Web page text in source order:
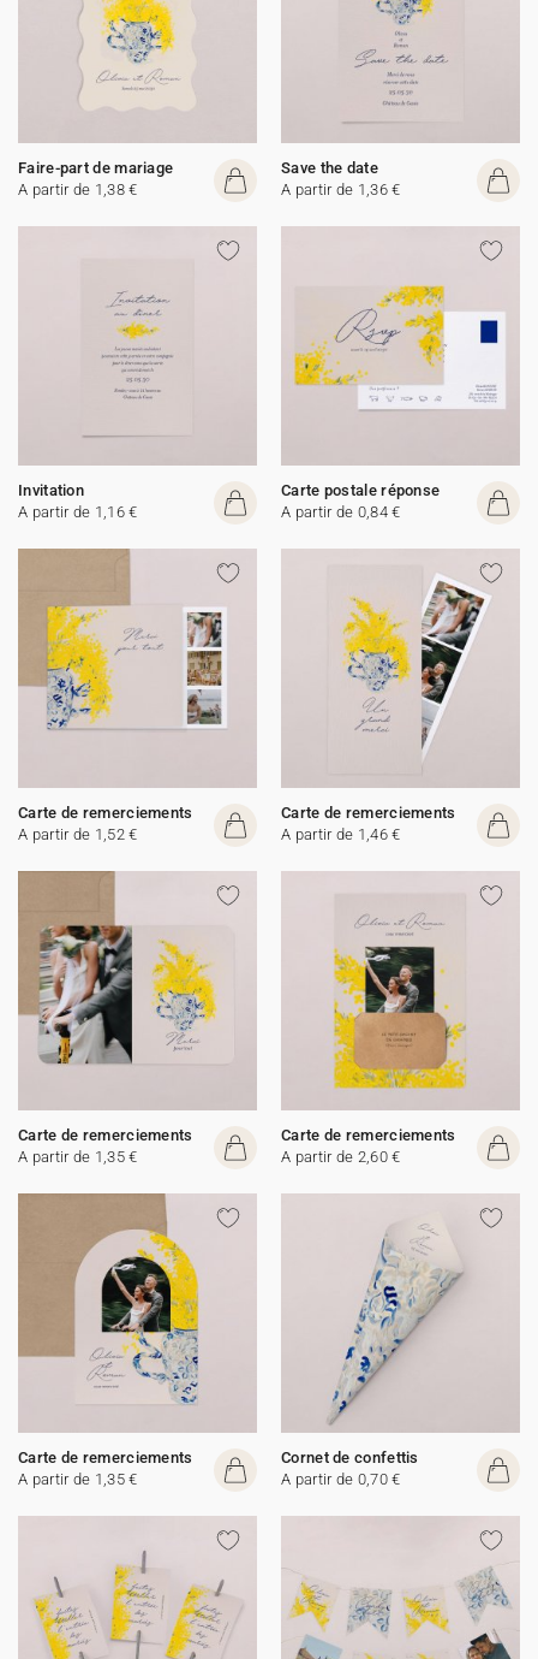
Faire-part de mariage
A partir de 1,38 €
Save the date
A partir de 1,36 €
Invitation
A partir de 1,16 €
Carte postale réponse
A partir de 0,84 €
Carte de remerciements
A partir de 1,52 €
Carte de remerciements
A partir de 1,46 €
Carte de remerciements
A partir de 1,35 €
Carte de remerciements
A partir de 2,60 €
Carte de remerciements
A partir de 1,35 €
Cornet de confettis
A partir de 0,70 €